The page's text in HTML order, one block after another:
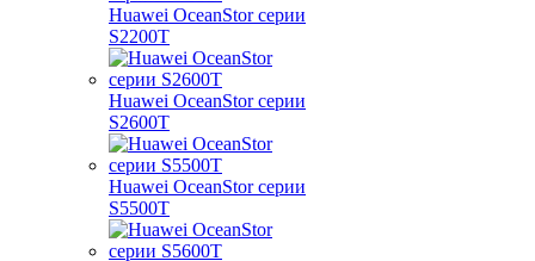
Huawei OceanStor серии
S2200T
Huawei OceanStor серии
S2600T
Huawei OceanStor серии
S5500T